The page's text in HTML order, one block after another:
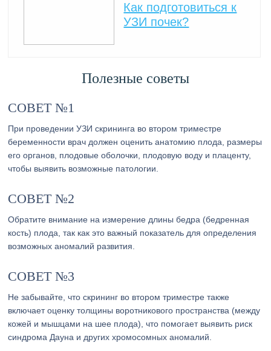
Как подготовиться к
УЗИ почек?
Полезные советы
СОВЕТ №1
При проведении УЗИ скрининга во втором триместре
беременности врач должен оценить анатомию плода, размеры
его органов, плодовые оболочки, плодовую воду и плаценту,
чтобы выявить возможные патологии.
СОВЕТ №2
Обратите внимание на измерение длины бедра (бедренная
кость) плода, так как это важный показатель для определения
возможных аномалий развития.
СОВЕТ №3
Не забывайте, что скрининг во втором триместре также
включает оценку толщины воротникового пространства (между
кожей и мышцами на шее плода), что помогает выявить риск
синдрома Дауна и других хромосомных аномалий.